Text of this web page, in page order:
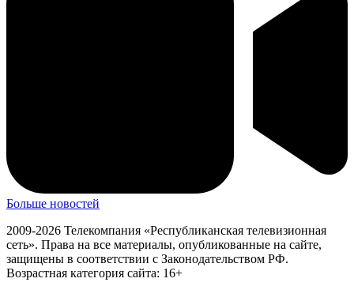
Больше новостей
2009-2026 Телекомпания «Республиканская телевизионная
сеть». Права на все материалы, опубликованные на сайте,
защищены в соответствии с Законодательством РФ.
Возрастная категория сайта: 16+